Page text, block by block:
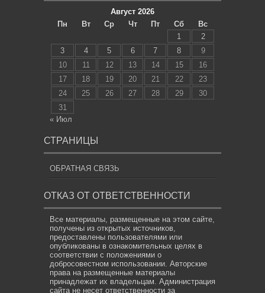
Август 2026
Пн
Вт Ср Чт Пт Сб
Вс
1
2
3
4 5 6 7 8
9
10
11 12 13 14 15
16
17
18 19 20 21 22
23
24
25 26 27 28 29
30
31
« Июл
СТРАНИЦЫ
ОБРАТНАЯ СВЯЗЬ
ОТКАЗ ОТ ОТВЕТСТВЕННОСТИ
Все материалы, размещенные на этом сайте,
получены из открытых источников,
предоставлены пользователями или
опубликованы в ознакомительных целях в
соответствии с положениями о
добросовестном использовании. Авторские
права на размещенные материалы
принадлежат их владельцам. Администрация
сайта не несет ответственности за